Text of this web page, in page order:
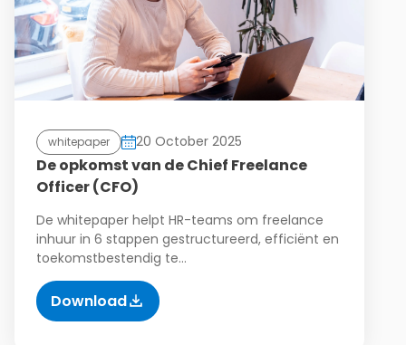
whitepaper 20 October 2025
De opkomst van de Chief Freelance
Officer (CFO)
De whitepaper helpt HR-teams om freelance
inhuur in 6 stappen gestructureerd, efficiënt en
toekomstbestendig te…
Download